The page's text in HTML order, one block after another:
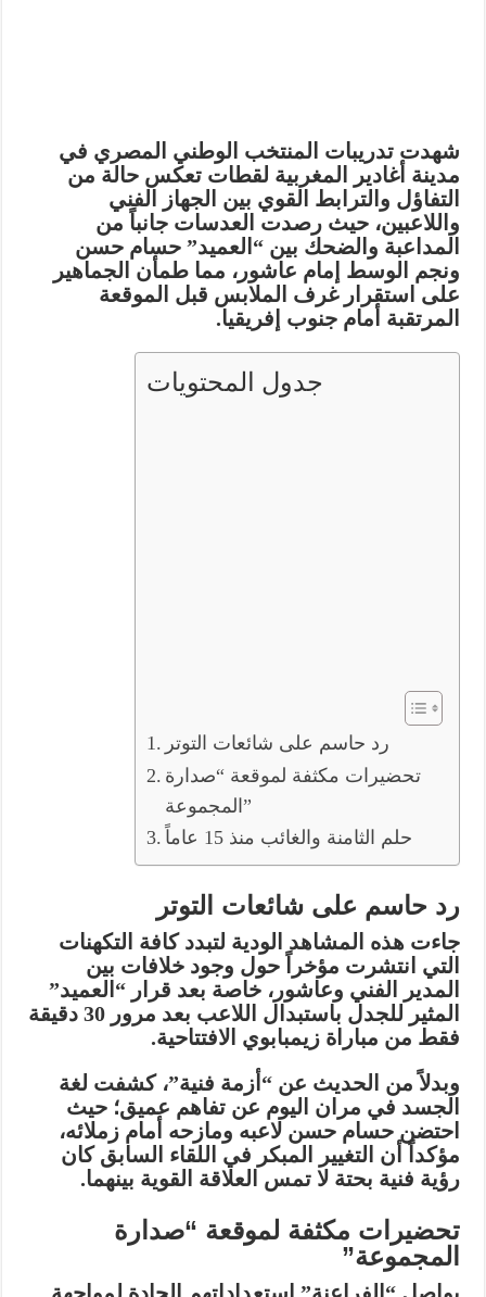
شهدت تدريبات المنتخب الوطني المصري في
مدينة أغادير المغربية لقطات تعكس حالة من
التفاؤل والترابط القوي بين الجهاز الفني
واللاعبين، حيث رصدت العدسات جانباً من
المداعبة والضحك بين “العميد” حسام حسن
ونجم الوسط إمام عاشور، مما طمأن الجماهير
على استقرار غرف الملابس قبل الموقعة
المرتقبة أمام جنوب إفريقيا.
جدول المحتويات
رد حاسم على شائعات التوتر
تحضيرات مكثفة لموقعة “صدارة
المجموعة”
حلم الثامنة والغائب منذ 15 عاماً
رد حاسم على شائعات التوتر
جاءت هذه المشاهد الودية لتبدد كافة التكهنات
التي انتشرت مؤخراً حول وجود خلافات بين
المدير الفني وعاشور، خاصة بعد قرار “العميد”
المثير للجدل باستبدال اللاعب بعد مرور 30 دقيقة
فقط من مباراة زيمبابوي الافتتاحية.
وبدلاً من الحديث عن “أزمة فنية”، كشفت لغة
الجسد في مران اليوم عن تفاهم عميق؛ حيث
احتضن حسام حسن لاعبه ومازحه أمام زملائه،
مؤكداً أن التغيير المبكر في اللقاء السابق كان
رؤية فنية بحتة لا تمس العلاقة القوية بينهما.
تحضيرات مكثفة لموقعة “صدارة
المجموعة”